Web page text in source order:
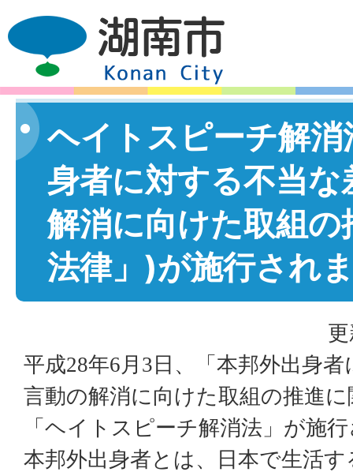
ヘイトスピーチ解
身者に対する不当な
解消に向けた取組
法律」)が施行され
平成28年6月3日、「本邦外出身
言動の解消に向けた取組の推進
「ヘイトスピーチ解消法」が施
本邦外出身者とは、日本で生活